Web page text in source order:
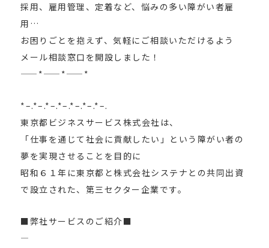
採用、雇用管理、定着など、悩みの多い障がい者雇
用…
お困りごとを抱えず、気軽にご相談いただけるよう
メール相談窓口を開設しました！
——*——*——*
*–.*–.*–.*–.*–.*–.*–.
東京都ビジネスサービス株式会社は、
「仕事を通じて社会に貢献したい」という障がい者の
夢を実現させることを目的に
昭和６１年に東京都と株式会社システナとの共同出資
で設立された、第三セクター企業です。
■弊社サービスのご紹介■
—